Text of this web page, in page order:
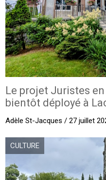
Le projet Juristes
bientôt déployé à
Adèle St-Jacques / 27 juillet
CULTURE